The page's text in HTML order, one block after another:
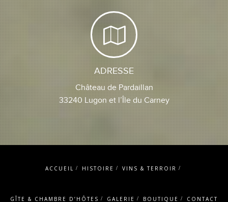
ADRESSE
Château de Pardaillan
33240 Lugon et l’Île du Carney
ACCUEIL HISTOIRE VINS & TERROIR
GÎTE & CHAMBRE D’HÔTES GALERIE BOUTIQUE CONTACT